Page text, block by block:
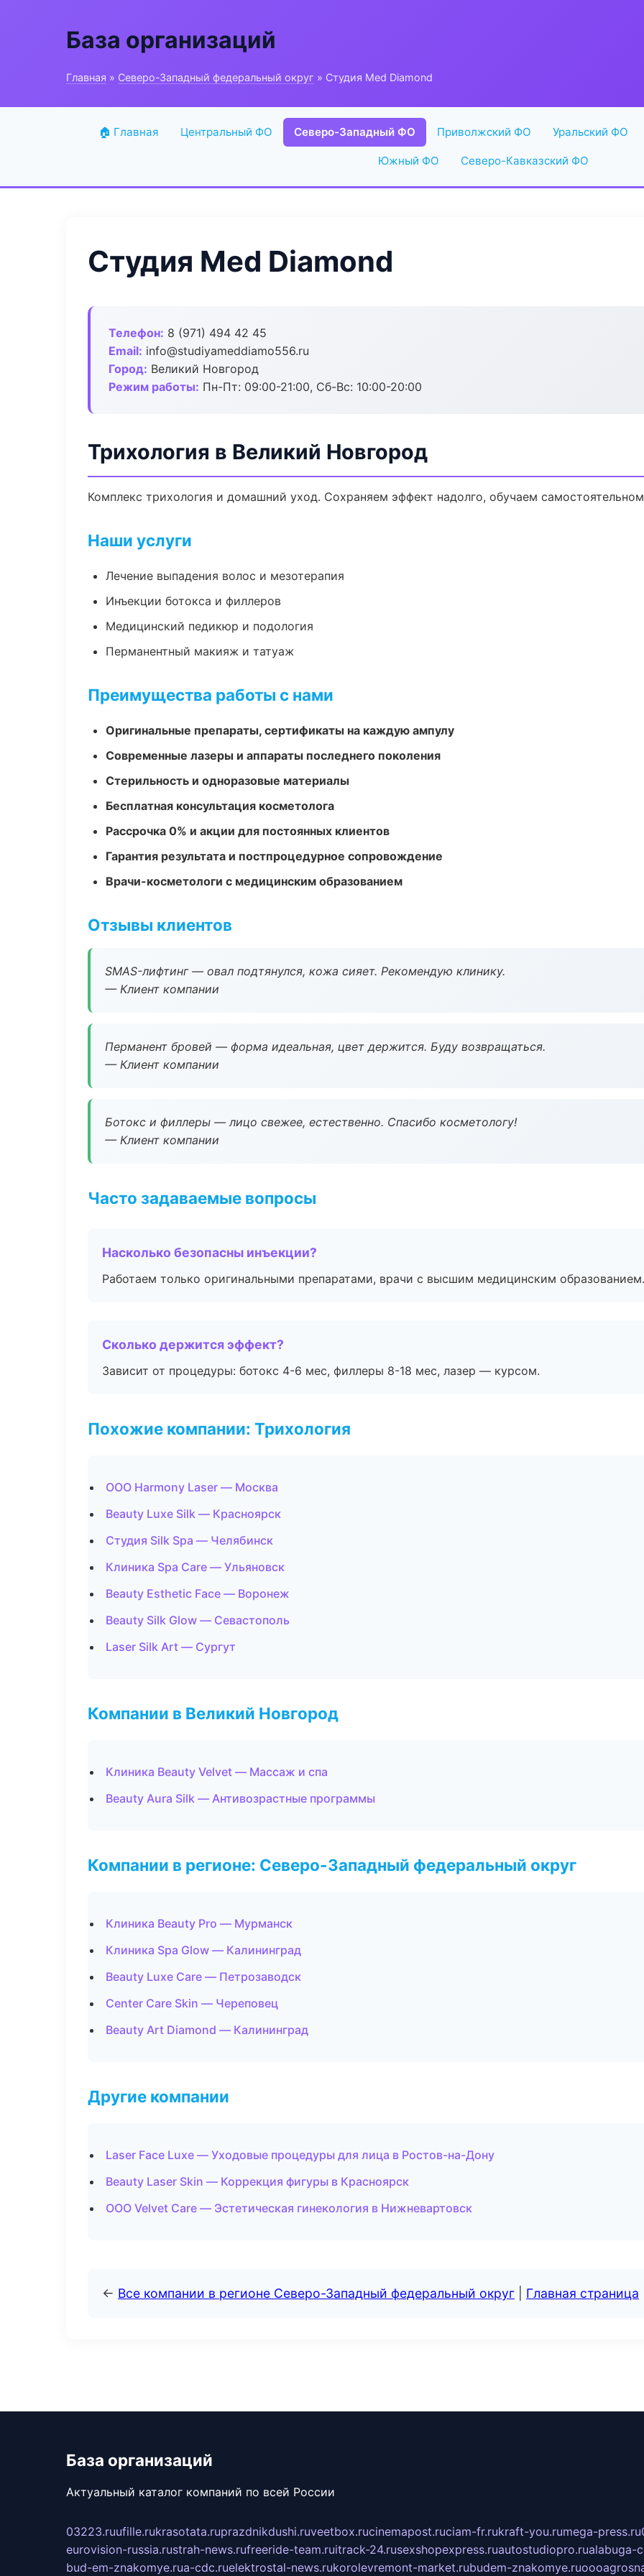
База организаций
Главная » Северо-Западный федеральный округ » Студия Med Diamond
🏠 Главная Центральный ФО Северо-Западный ФО Приволжский ФО Уральский ФО
Южный ФО Северо-Кавказский ФО
Студия Med Diamond
Телефон: 8 (971) 494 42 45
Email: info@studiyameddiamo556.ru
Город: Великий Новгород
Режим работы: Пн-Пт: 09:00-21:00, Сб-Вс: 10:00-20:00
Трихология в Великий Новгород
Комплекс трихология и домашний уход. Сохраняем эффект надолго, обучаем
Наши услуги
Лечение выпадения волос и мезотерапия
Инъекции ботокса и филлеров
Медицинский педикюр и подология
Перманентный макияж и татуаж
Преимущества работы с нами
Оригинальные препараты, сертификаты на каждую ампулу
Современные лазеры и аппараты последнего поколения
Стерильность и одноразовые материалы
Бесплатная консультация косметолога
Рассрочка 0% и акции для постоянных клиентов
Гарантия результата и постпроцедурное сопровождение
Врачи-косметологи с медицинским образованием
Отзывы клиентов
SMAS-лифтинг — овал подтянулся, кожа сияет. Рекомендую клинику.
— Клиент компании
Перманент бровей — форма идеальная, цвет держится. Буду возвращаться.
— Клиент компании
Ботокс и филлеры — лицо свежее, естественно. Спасибо косметологу!
— Клиент компании
Часто задаваемые вопросы
Насколько безопасны инъекции?
Работаем только оригинальными препаратами, врачи с высшим медицинским образованием.
Сколько держится эффект?
Зависит от процедуры: ботокс 4-6 мес, филлеры 8-18 мес, лазер — курсом.
Похожие компании: Трихология
ООО Harmony Laser — Москва
Beauty Luxe Silk — Красноярск
Студия Silk Spa — Челябинск
Клиника Spa Care — Ульяновск
Beauty Esthetic Face — Воронеж
Beauty Silk Glow — Севастополь
Laser Silk Art — Сургут
Компании в Великий Новгород
Клиника Beauty Velvet — Массаж и спа
Beauty Aura Silk — Антивозрастные программы
Компании в регионе: Северо-Западный федеральный округ
Клиника Beauty Pro — Мурманск
Клиника Spa Glow — Калининград
Beauty Luxe Care — Петрозаводск
Center Care Skin — Череповец
Beauty Art Diamond — Калининград
Другие компании
Laser Face Luxe — Уходовые процедуры для лица в Ростов-на-Дону
Beauty Laser Skin — Коррекция фигуры в Красноярск
ООО Velvet Care — Эстетическая гинекология в Нижневартовск
← Все компании в регионе Северо-Западный федеральный округ Главная страница
База организаций
Актуальный каталог компаний по всей России
03223.ruufille.rukrasotata.ruprazdnikdushi.ruveetbox.rucinemapost.ruciam-fr.rukraft-you.rumega-press.ru
eurovision-russia.rustrah-news.rufreeride-team.ruitrack-24.rusexshopexpress.ruautostudiopro.rualabuga-
bud-em-znakomye.rua-cdc.ruelektrostal-news.rukorolevremont-market.rubudem-znakomye.ru